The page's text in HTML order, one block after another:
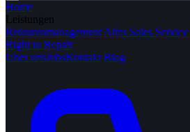
Home
Leistungen
Retourenmanagement After Sales Service
Right to Repair
Über unsJobsKontakt Blog